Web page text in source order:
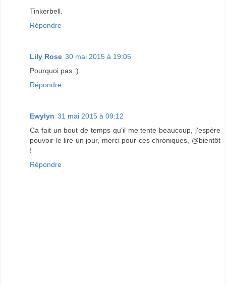
Tinkerbell.
Répondre
Lily Rose 30 mai 2015 à 19:05
Pourquoi pas :)
Répondre
Ewylyn 31 mai 2015 à 09:12
Ca fait un bout de temps qu'il me tente beaucoup, j'espère
pouvoir le lire un jour, merci pour ces chroniques, @bientôt
!
Répondre